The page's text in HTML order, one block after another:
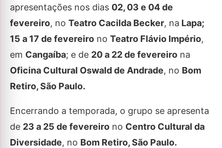
apresentações nos dias 02, 03 e 04 de
fevereiro, no Teatro Cacilda Becker, na Lapa;
15 a 17 de fevereiro no Teatro Flávio Império,
em Cangaíba; e de 20 a 22 de fevereiro na
Oficina Cultural Oswald de Andrade, no Bom
Retiro, São Paulo.
Encerrando a temporada, o grupo se apresenta
de 23 a 25 de fevereiro no Centro Cultural da
Diversidade, no Bom Retiro, São Paulo.